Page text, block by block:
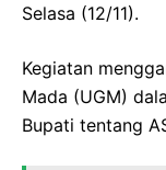
Selasa (12/11).
Kegiatan
Mada (UGM)
Bupati tentang